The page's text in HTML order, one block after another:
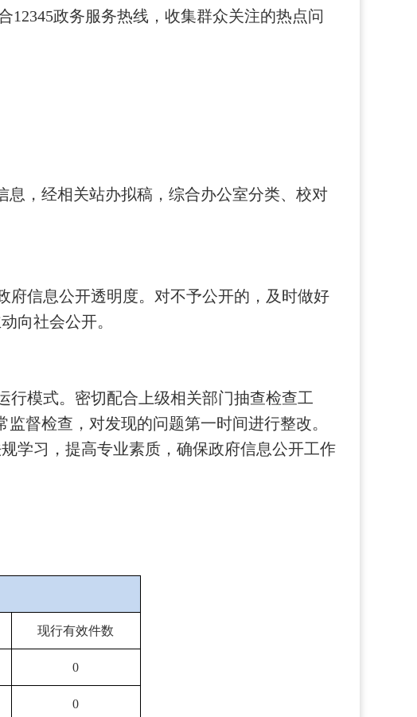
12345政务服务热线，收集群众关注的热点问
息，经相关站办拟稿，综合办公室分类、校对
府信息公开透明度。对不予公开的，及时做好
向社会公开。
行模式。密切配合上级相关部门抽查检查工
督检查，对发现的问题第一时间进行整改。
学习，提高专业素质，确保政府信息公开工作
现行有效件数
0
0